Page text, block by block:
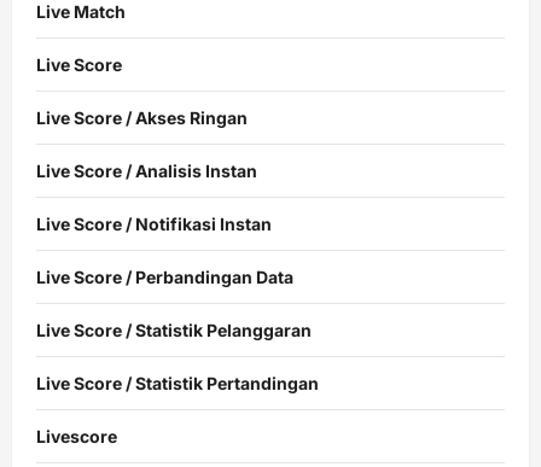
Live Match
Live Score
Live Score / Akses Ringan
Live Score / Analisis Instan
Live Score / Notifikasi Instan
Live Score / Perbandingan Data
Live Score / Statistik Pelanggaran
Live Score / Statistik Pertandingan
Livescore